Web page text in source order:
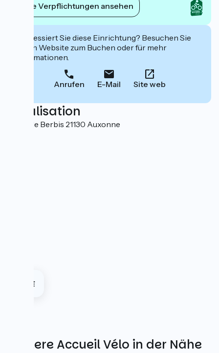
Ihre Verpflichtungen ansehen
Interessiert Sie diese Einrichtung? Besuchen Sie
deren Website zum Buchen oder für mehr
Informationen.
Anrufen E-Mail Site web
Localisation
11, rue de Berbis 21130 Auxonne
Weitere Accueil Vélo in der Nähe